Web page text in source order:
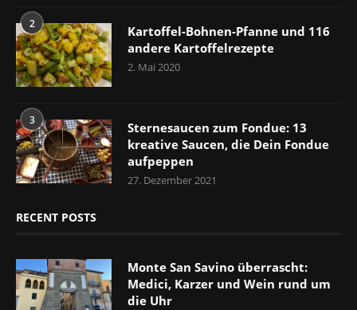
2
Kartoffel-Bohnen-Pfanne und 116
andere Kartoffelrezepte
2. Mai 2020
3
Sternesaucen zum Fondue: 13
kreative Saucen, die Dein Fondue
aufpeppen
27. Dezember 2021
RECENT POSTS
Monte San Savino überrascht:
Medici, Karzer und Wein rund um
die Uhr